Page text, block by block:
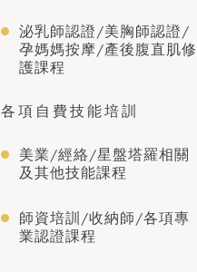
泌乳師認證/美胸師認證/
孕媽媽按摩/產後腹直肌修
護課程
各項自費技能培訓
美業/經絡/星盤塔羅相關
及其他技能課程
師資培訓/收納師/各項專
業認證課程